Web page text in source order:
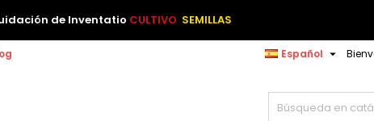
de Inventatio CULTIVO SEMILLAS
Español 